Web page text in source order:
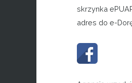
skrzynka
adres do e-